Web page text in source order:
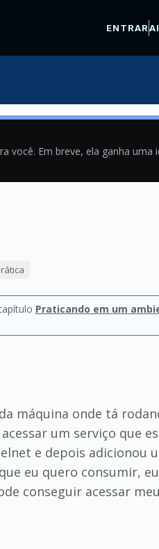
ENTRAR
você. Em breve, ela ganha
Praticando em um
máquina onde tá
um serviço que
e depois adicionou
eu quero consumir,
conseguir acessar